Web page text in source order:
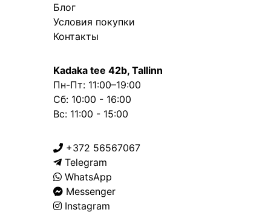
Блог
Условия покупки
Контакты
Kadaka tee 42b, Tallinn
Пн-Пт: 11:00–19:00
Сб: 10:00 - 16:00
Вс: 11:00 - 15:00
+372 56567067
Telegram
WhatsApp
Messenger
Instagram